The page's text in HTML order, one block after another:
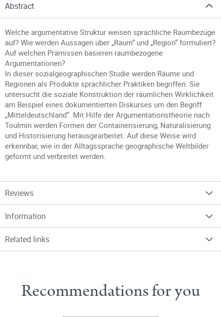
Abstract
Welche argumentative Struktur weisen sprachliche Raumbezüge
auf? Wie werden Aussagen über „Raum“ und „Region“ formuliert?
Auf welchen Prämissen basieren raumbezogene
Argumentationen?
In dieser sozialgeographischen Studie werden Räume und
Regionen als Produkte sprachlicher Praktiken begriffen. Sie
untersucht die soziale Konstruktion der räumlichen Wirklichkeit
am Beispiel eines dokumentierten Diskurses um den Begriff
„Mitteldeutschland“. Mit Hilfe der Argumentationstheorie nach
Toulmin werden Formen der Containerisierung, Naturalisierung
und Historisierung herausgearbeitet. Auf diese Weise wird
erkennbar, wie in der Alltagssprache geographische Weltbilder
geformt und verbreitet werden.
Reviews
Information
Related links
Recommendations for you